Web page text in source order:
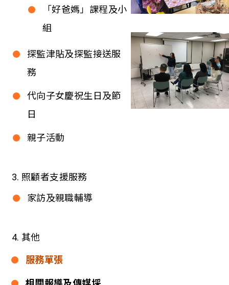
「好爸媽」課程及小
組
探監津貼及探監接送服
務
代向子女慶祝生日及節
日
親子活動
3. 照顧者支援服務
家訪及親職輔導
4. 其他
服務單張